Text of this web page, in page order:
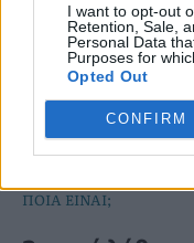
I want to opt-out
Retention, Sale,
Personal Data
Purposes for
Opted Out
CONFIRM
ΠΟΙΑ ΕΙΝΑΙ;